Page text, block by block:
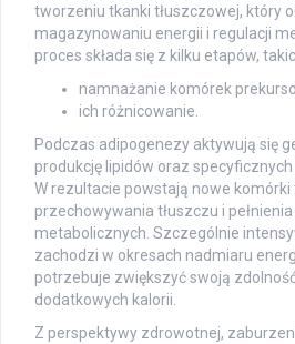
tworzeniu tkanki tłuszczowej, który
magazynowaniu energii i regulacji
proces składa się z kilku etapów,
namnażanie komórek
ich różnicowanie.
Podczas adipogenezy aktywują się
produkcję lipidów oraz specyficznych
W rezultacie powstają nowe komórki
przechowywania tłuszczu i
metabolicznych. Szczególnie
zachodzi w okresach nadmiaru
potrzebuje zwiększyć swoją
dodatkowych kalorii.
Z perspektywy zdrowotnej,